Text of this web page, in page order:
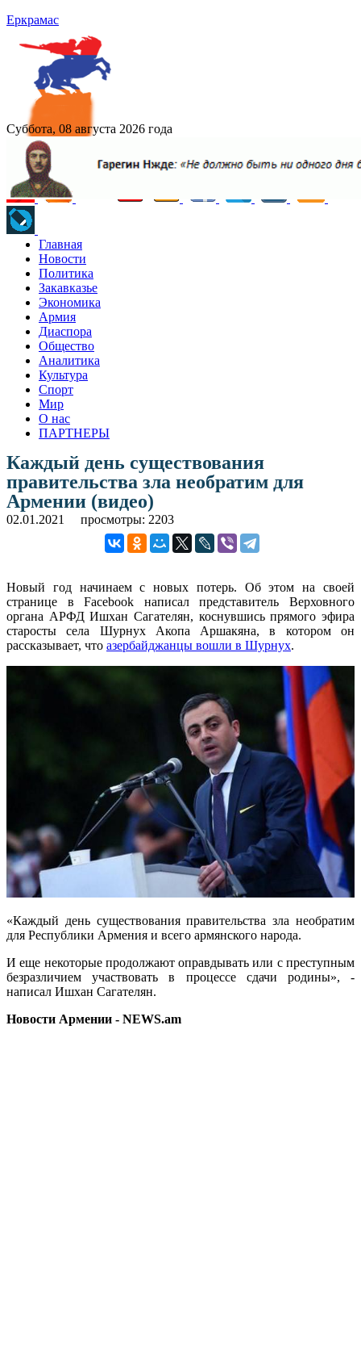
Еркрамас
Суббота, 08 августа 2026 года
Главная
Новости
Политика
Закавказье
Экономика
Армия
Диаспора
Общество
Аналитика
Культура
Спорт
Мир
О нас
ПАРТНЕРЫ
Каждый день существования
правительства зла необратим для
Армении (видео)
02.01.2021 просмотры: 2203
Новый год начинаем с новых потерь. Об этом на своей
странице в Facebook написал представитель Верховного
органа АРФД Ишхан Сагателян, коснувшись прямого эфира
старосты села Шурнух Акопа Аршакяна, в котором он
рассказывает, что азербайджанцы вошли в Шурнух.
«Каждый день существования правительства зла необратим
для Республики Армения и всего армянского народа.
И еще некоторые продолжают оправдывать или с преступным
безразличием участвовать в процессе сдачи родины», -
написал Ишхан Сагателян.
Новости Армении - NEWS.am